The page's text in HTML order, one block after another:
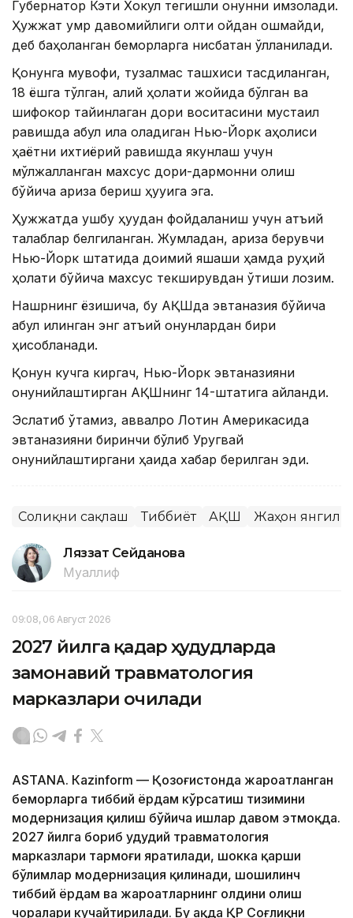
Губернатор Кэти Хокул тегишли қонунни имзолади.
Ҳужжат умр давомийлиги олти ойдан ошмайди,
деб баҳоланган беморларга нисбатан қўлланилади.
Қонунга мувофиқ, тузалмас ташхиси тасдиқланган,
18 ёшга тўлган, ақлий ҳолати жойида бўлган ва
шифокор тайинлаган дори воситасини мустақил
равишда қабул қила оладиган Нью-Йорк аҳолиси
ҳаётни ихтиёрий равишда якунлаш учун
мўлжалланган махсус дори-дармонни олиш
бўйича ариза бериш ҳуқуқига эга.
Ҳужжатда ушбу ҳуқуқдан фойдаланиш учун қатъий
талаблар белгиланган. Жумладан, ариза берувчи
Нью-Йорк штатида доимий яшаши ҳамда руҳий
ҳолати бўйича махсус текширувдан ўтиши лозим.
Нашрнинг ёзишича, бу АҚШда эвтаназия бўйича
қабул қилинган энг қатъий қонунлардан бири
ҳисобланади.
Қонун кучга киргач, Нью-Йорк эвтаназияни
қонунийлаштирган АҚШнинг 14-штатига айланди.
Эслатиб ўтамиз, аввалроқ Лотин Америкасида
эвтаназияни биринчи бўлиб Уругвай
қонунийлаштиргани ҳақида хабар берилган эди.
Соғлиқни сақлаш Тиббиёт АҚШ Жаҳон
Ляззат Сейданова
Муаллиф
09:08, 06 Август 2026
2027 йилга қадар ҳудудларда
замонавий травматология
марказлари очилади
ASTANА. Кazinform — Қозоғистонда жароҳатланган
беморларга тиббий ёрдам кўрсатиш тизимини
модернизация қилиш бўйича ишлар давом этмоқда.
2027 йилга бориб ҳудудий травматология
марказлари тармоғи яратилади, шокка қарши
бўлимлар модернизация қилинади, шошилинч
тиббий ёрдам ва жароҳатларнинг олдини олиш
чоралари кучайтирилади. Бу ҳақда ҚР Соғлиқни